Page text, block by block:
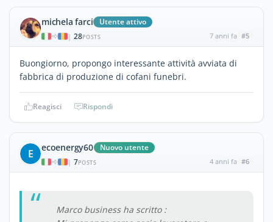
michela farci Utente attivo
| 28POSTS 7 anni fa #5
Buongiorno, propongo interessante attività avviata di
fabbrica di produzione di cofani funebri.
Reagisci Rispondi
E ecoenergy60 Nuovo utente
| 7POSTS 4 anni fa #6
Marco business ha scritto :